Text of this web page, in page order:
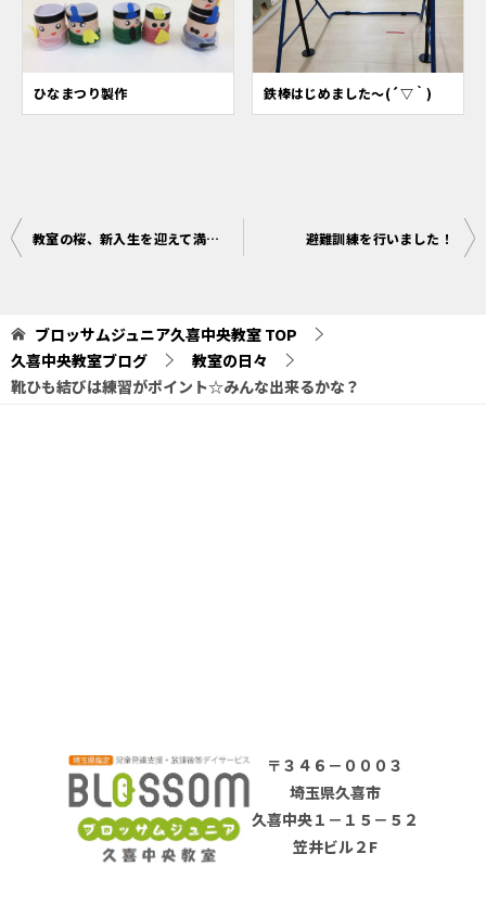
ひなまつり製作 鉄棒はじめました～(´▽｀)
投
ビ
ゲ
教室の桜、新入生を迎えて満開に 避難訓練を行いました！
ブロッサムジュニア久喜中央教室 TOP
久喜中央教室ブログ
教室の日々
靴ひも結びは練習がポイント☆みんな出来るかな？
〒３４６－０００３
埼玉県久喜市
久喜中央１－１５－５２
笠井ビル２F